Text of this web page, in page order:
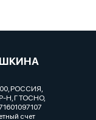
РОССИЯ,
Н, Г ТОСНО,
счет